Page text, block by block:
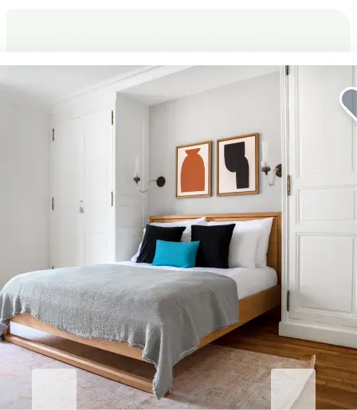
Eleve su estancia corporativa